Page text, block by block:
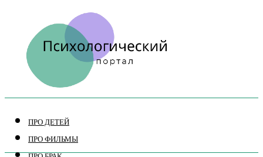
ПРО ДЕТЕЙ
ПРО ФИЛЬМЫ